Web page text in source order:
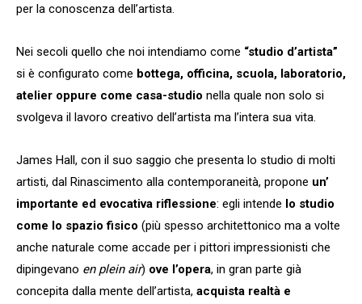
per la conoscenza dell’artista.
Nei secoli quello che noi intendiamo come “studio d’artista”
si è configurato come bottega, officina, scuola, laboratorio,
atelier oppure come casa-studio nella quale non solo si
svolgeva il lavoro creativo dell’artista ma l’intera sua vita.
James Hall, con il suo saggio che presenta lo studio di molti
artisti, dal Rinascimento alla contemporaneità, propone un’
importante ed evocativa riflessione: egli intende lo studio
come lo spazio fisico (più spesso architettonico ma a volte
anche naturale come accade per i pittori impressionisti che
dipingevano en plein air) ove l’opera, in gran parte già
concepita dalla mente dell’artista, acquista realtà e